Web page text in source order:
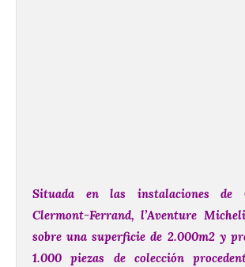
Situada en las instalaciones de
Clermont-Ferrand, l’Aventure
sobre una superficie de 2.000m2 y
1.000 piezas de colección